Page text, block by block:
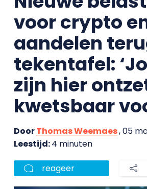
voor crypto
aandelen
tekentafel:
zijn hier
kwetsbaar
DoorThomas Weemaes, 05
Leestijd:4 minuten
reageer